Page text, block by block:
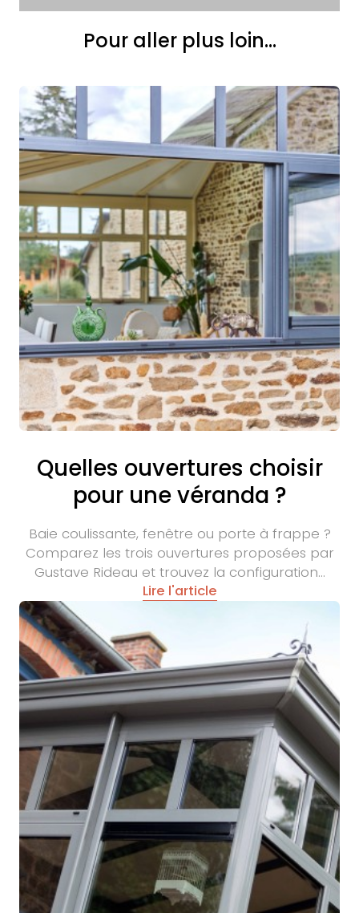
Pour aller plus loin...
Quelles ouvertures choisir
pour une véranda ?
Baie coulissante, fenêtre ou porte à frappe ?
Comparez les trois ouvertures proposées par
Gustave Rideau et trouvez la configuration…
Lire l'article